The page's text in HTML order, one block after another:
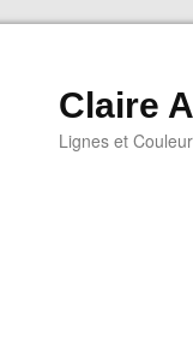
Claire
Lignes et